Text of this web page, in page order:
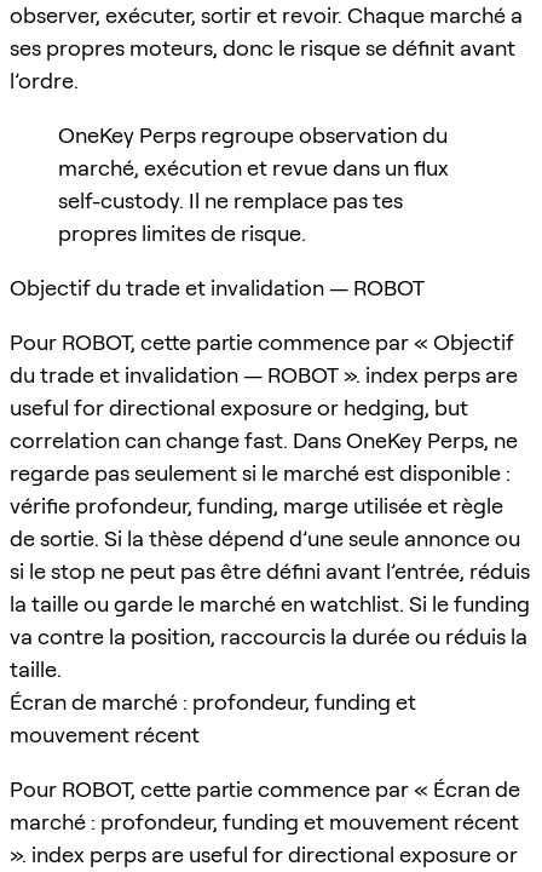
observer, exécuter, sortir et revoir. Chaque marché a
ses propres moteurs, donc le risque se définit avant
l’ordre.
OneKey Perps regroupe observation du
marché, exécution et revue dans un flux
self-custody. Il ne remplace pas tes
propres limites de risque.
Objectif du trade et invalidation — ROBOT
Pour ROBOT, cette partie commence par « Objectif
du trade et invalidation — ROBOT ». index perps are
useful for directional exposure or hedging, but
correlation can change fast. Dans OneKey Perps, ne
regarde pas seulement si le marché est disponible :
vérifie profondeur, funding, marge utilisée et règle
de sortie. Si la thèse dépend d’une seule annonce ou
si le stop ne peut pas être défini avant l’entrée, réduis
la taille ou garde le marché en watchlist. Si le funding
va contre la position, raccourcis la durée ou réduis la
taille.
Écran de marché : profondeur, funding et
mouvement récent
Pour ROBOT, cette partie commence par « Écran de
marché : profondeur, funding et mouvement récent
». index perps are useful for directional exposure or